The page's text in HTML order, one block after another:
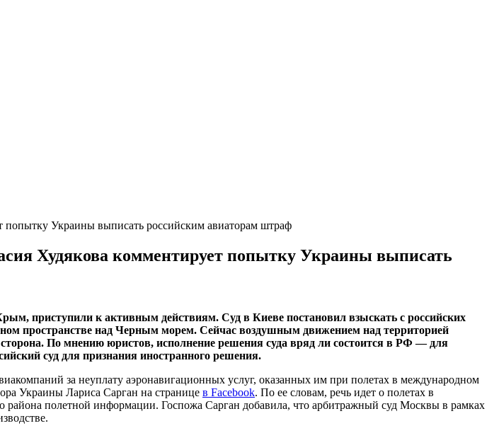
попытку Украины выписать российским авиаторам штраф
Худякова комментирует попытку Украины выписать
приступили к активным действиям. Суд в Киеве постановил взыскать с российских
пространстве над Черным морем. Сейчас воздушным движением над территорией
По мнению юристов, исполнение решения суда вряд ли состоится в РФ — для
суд для признания иностранного решения.
за неуплату аэронавигационных услуг, оказанных им при полетах в международном
Украины Лариса Сарган на странице в Facebook. По ее словам, речь идет о полетах в
полетной информации. Госпожа Сарган добавила, что арбитражный суд Москвы в рамках